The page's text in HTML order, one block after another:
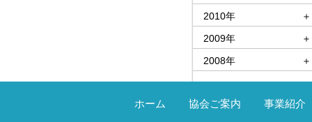
2010年
＋
2009年
＋
2008年
＋
ホーム 協会ご案内 事業紹介